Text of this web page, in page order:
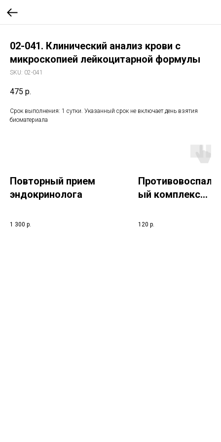
02-041. Клинический анализ крови с
микроскопией лейкоцитарной формулы
SKU: 02-041
475 р.
Срок выполнения: 1 сутки. Указанный срок не включает день взятия
биоматериала
Повторный прием
эндокринолога
1 300 р.
ый комплекс
(дексаметазон 4
120 р.